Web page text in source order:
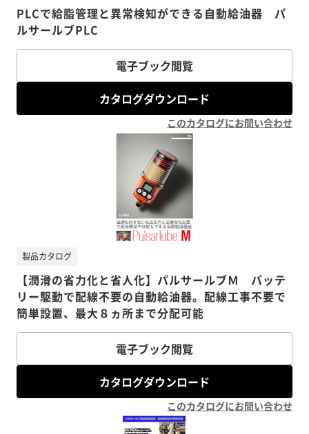
PLCで給脂管理と異常検知ができる自動給油器 パ
ルサールブPLC
電子ブック閲覧
カタログダウンロード
このカタログにお問い合わせ
【潤滑の省力化と省人化】パルサールブＭ バッテ
リー駆動で配線不要の自動給油器。配線工事不要で
簡単設置、最大８ヵ所まで分配可能
製品カタログ
電子ブック閲覧
カタログダウンロード
このカタログにお問い合わせ